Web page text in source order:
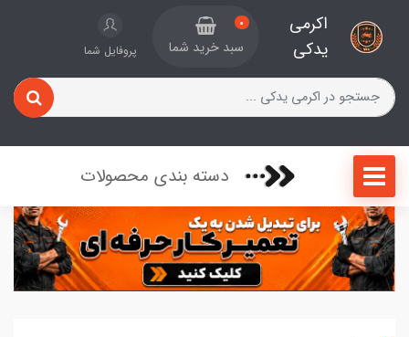
اکرمی
یدکی
0
سبد خرید شما پروفایل شما
دسته بندی محصولات